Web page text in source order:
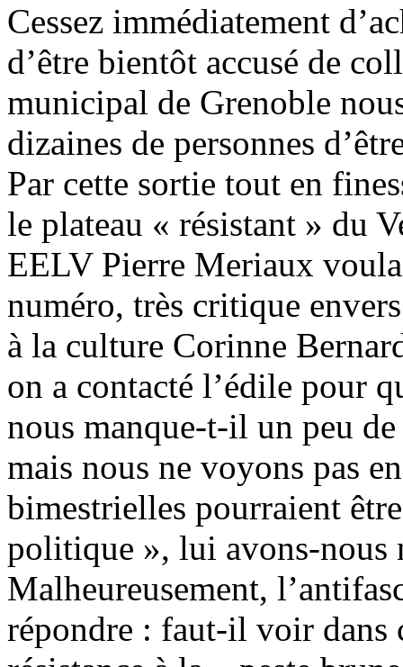
Cessez immédiatement
d’être bientôt accusé de
municipal de Grenoble
dizaines de personnes
Par cette sortie tout en
le plateau « résistant » du
EELV Pierre Meriaux
numéro, très critique
à la culture Corinne
on a contacté l’édile pour
nous manque-t-il un peu
mais nous ne voyons pas
bimestrielles pourraient
politique », lui avons-nous
Malheureusement,
répondre : faut-il voir dans